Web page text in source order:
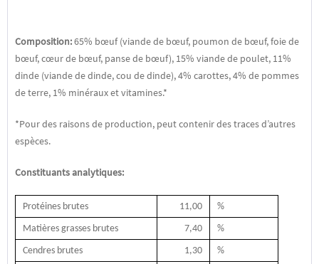
Composition:65% bœuf (viande de bœuf, poumon de bœuf, foie de
bœuf, cœur de bœuf, panse de bœuf), 15% viande de poulet, 11%
dinde (viande de dinde, cou de dinde), 4% carottes, 4% de pommes
de terre, 1% minéraux et vitamines.*
*Pour des raisons de production, peut contenir des traces d’autres
espèces.
Constituants analytiques:
Protéines brutes 11,00 %
Matières grasses brutes 7,40 %
Cendres brutes 1,30 %